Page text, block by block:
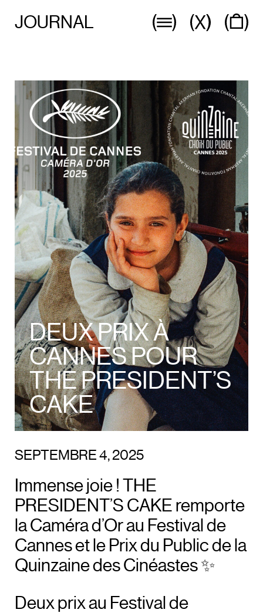
JOURNAL
DEUX PRIX À
CANNES POUR
THE PRESIDENT’S
CAKE
SEPTEMBRE 4, 2025
Immense joie ! THE
PRESIDENT’S CAKE remporte
la Caméra d’Or au Festival de
Cannes et le Prix du Public de la
Quinzaine des Cinéastes ✨
Deux prix au Festival de